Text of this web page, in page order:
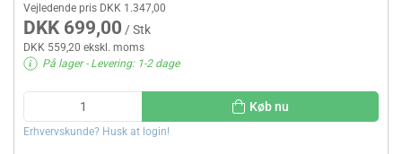
Vejledende pris DKK 1.347,00
DKK 699,00 / Stk
DKK 559,20 ekskl. moms
På lager- Levering: 1-2 dage
Køb nu
Erhvervskunde? Husk at login!